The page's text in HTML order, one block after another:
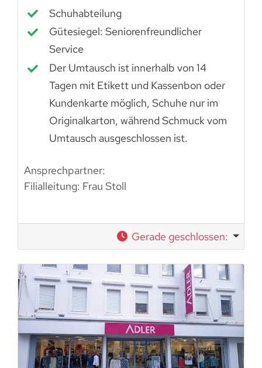
Schuhabteilung
Gütesiegel: Seniorenfreundlicher
Service
Der Umtausch ist innerhalb von 14
Tagen mit Etikett und Kassenbon oder
Kundenkarte möglich, Schuhe nur im
Originalkarton, während Schmuck vom
Umtausch ausgeschlossen ist.
Ansprechpartner:
Filialleitung: Frau Stoll
Gerade geschlossen: